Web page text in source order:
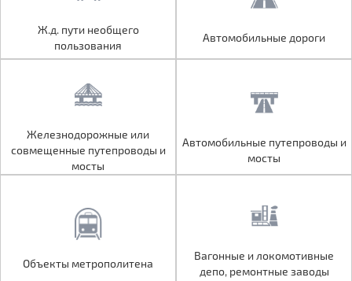
Ж.д. пути необщего
пользования
Автомобильные дороги
Железнодорожные или
совмещенные путепроводы и
мосты
Автомобильные путепроводы и
мосты
Вагонные и локомотивные
Ж.д. пути необщего
пользования
Автомобильные дороги
Железнодорожные или
совмещенные путепроводы и
мосты
Автомобильные путепроводы и
мосты
Объекты метрополитена
Вагонные и локомотивные
депо, ремонтные заводы